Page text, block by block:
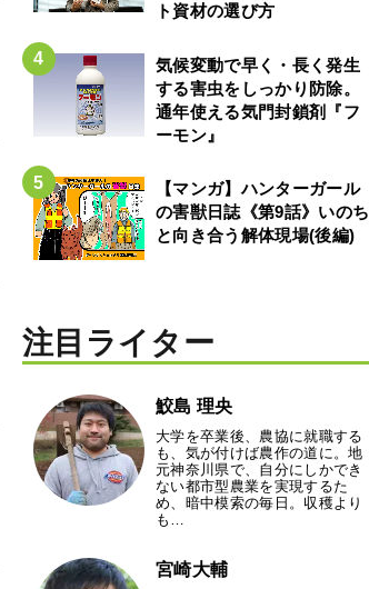
ト資材の選び方
気候変動で早く・長く発生
する害虫をしっかり防除。
通年使える気門封鎖剤『フ
ーモン』
【マンガ】ハンターガール
の害獣日誌《第9話》いのち
と向き合う解体現場(後編)
注目ライター
鮫島 理央
大学を卒業後、農協に就職する
も、気が付けば農作の道に。地
元神奈川県で、自分にしかでき
ない都市型農業を実現するた
め、暗中模索の毎日。収穫より
も…
宮崎大輔